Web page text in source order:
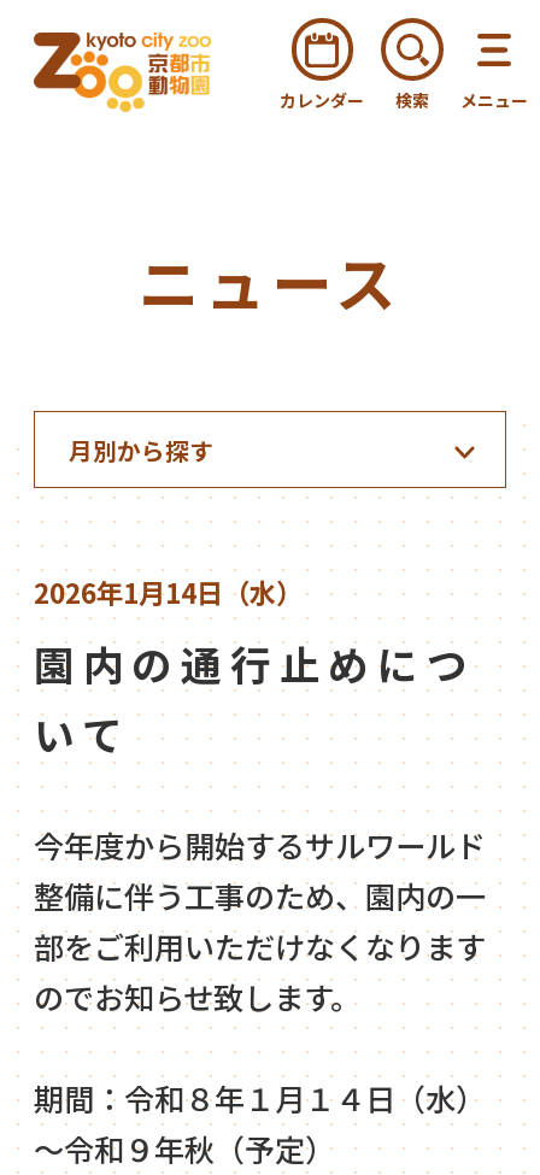
カレンダー 検索 メニュー
ニュース
2026年1月14日（水）
園内の通行止めにつ
いて
今年度から開始するサルワールド
整備に伴う工事のため、園内の一
部をご利用いただけなくなります
のでお知らせ致します。
期間：令和８年１月１４日（水）
～令和９年秋（予定）